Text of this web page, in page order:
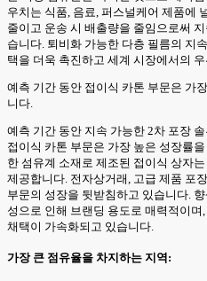
우치는 식품, 음료, 퍼스널케어 제품에
줄이고 운송 시 배출량을 줄임으로써
습니다. 퇴비화 가능한 다층 필름의 지
택을 더욱 촉진하고 세계 시장에서의
예측 기간 동안 접이식 카톤 부문은 가
니다.
예측 기간 동안 지속 가능한 2차 포장
접이식 카톤 부문은 가장 높은 성장률
한 섬유계 소재로 제조된 접이식 상자
제공합니다. 전자상거래, 고급 제품 포
부문의 성장을 뒷받침하고 있습니다.
성으로 인해 브랜딩 용도로 매력적이
채택이 가속화되고 있습니다.
가장 큰 점유율을 차지하는 지역: